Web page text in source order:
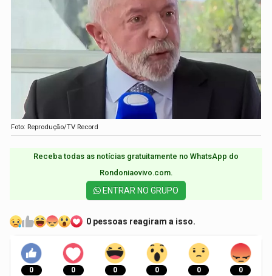
Foto: Reprodução/TV Record
Receba todas as notícias gratuitamente no WhatsApp do
Rondoniaovivo.com.​
ENTRAR NO GRUPO
0 pessoas reagiram a isso.
0 0 0 0 0 0